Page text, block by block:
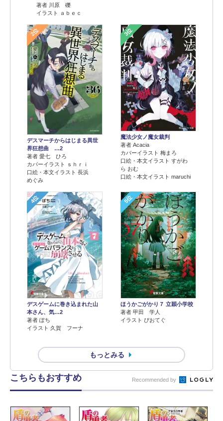
著者 川原 礫
イラスト ａｂｅｃ
2位
デスマーチからはじまる異世
界狂想曲 …2
著者 愛七 ひろ
カバーイラスト ｓｈｒｉ
口絵・本文イラスト 長浜
めぐみ
3位
魔法少女ノ魔女裁判
著者 Acacia
カバーイラスト 梅まろ
口絵・本文イラスト すがわ
ら おむ
口絵・本文イラスト maruchi
4位
デスゲームに巻き込まれた山
本さん、気…2
著者 ぽち
イラスト 久賀 フーナ
5位
ほうかごがかり７ 立穎小学校
著者 甲田 学人
イラスト ぴおてぐ
もっとみる
こちらもおすすめ Recommended by